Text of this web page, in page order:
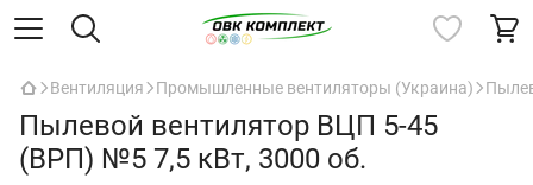
Вентиляция Промышленные вентиляторы (Украина)
Пылевой вентилятор ВЦП 5-45
(ВРП) №5 7,5 кВт, 3000 об.